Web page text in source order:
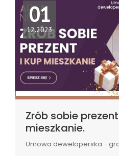
01
12.2023
Zrób sobie
mieszkanie.
Umowa deweloperska -